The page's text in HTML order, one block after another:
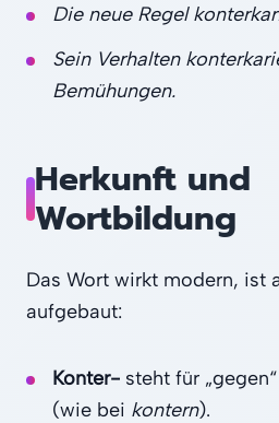
Die neue Regel
Sein Verhalten
Bemühungen.
Herkunft und
Wortbildung
Das Wort wirkt modern, ist
aufgebaut:
Konter- steht für
(wie bei kontern).